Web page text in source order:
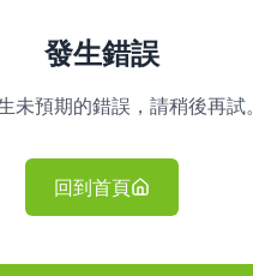
發生錯誤
未預期的錯誤，請稍後再試。
回到首頁